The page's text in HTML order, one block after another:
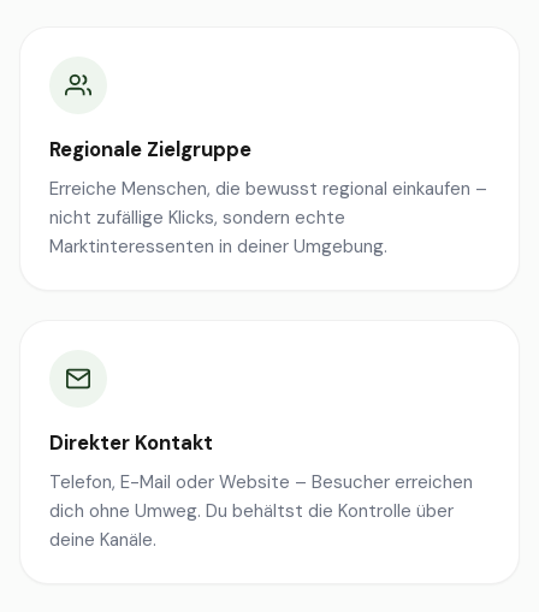
Regionale Zielgruppe
Erreiche Menschen, die bewusst regional einkaufen –
nicht zufällige Klicks, sondern echte
Marktinteressenten in deiner Umgebung.
Direkter Kontakt
Telefon, E-Mail oder Website – Besucher erreichen
dich ohne Umweg. Du behältst die Kontrolle über
deine Kanäle.